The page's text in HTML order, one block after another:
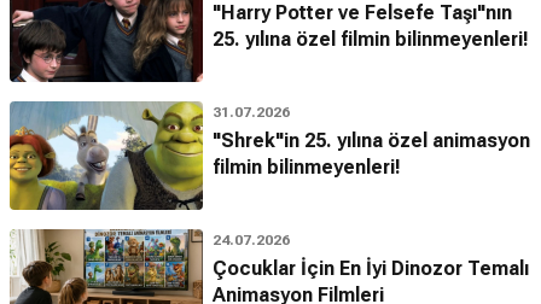
"Harry Potter ve Felsefe Taşı"nın
25. yılına özel filmin bilinmeyenleri!
31.07.2026
"Shrek"in 25. yılına özel animasyon
filmin bilinmeyenleri!
24.07.2026
Çocuklar İçin En İyi Dinozor Temalı
Animasyon Filmleri